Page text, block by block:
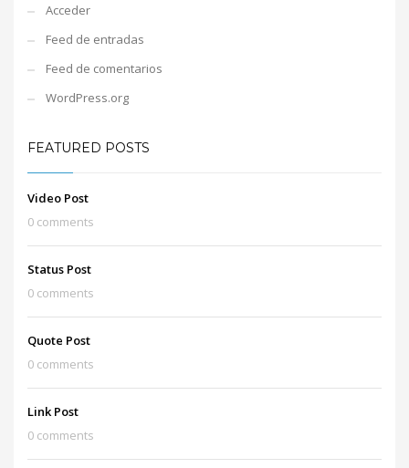
Acceder
Feed de entradas
Feed de comentarios
WordPress.org
FEATURED POSTS
Video Post
0 comments
Status Post
0 comments
Quote Post
0 comments
Link Post
0 comments